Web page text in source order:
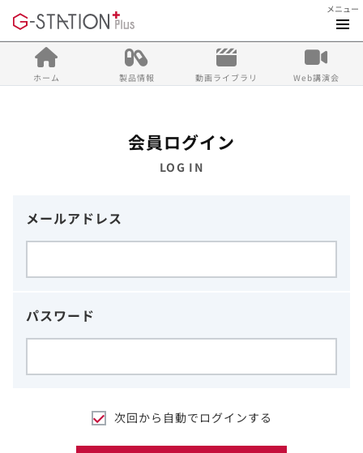
メニュー
ホーム 製品情報 動画ライブラリ Web講演会
会員ログイン
LOG IN
メールアドレス
パスワード
次回から自動でログインする